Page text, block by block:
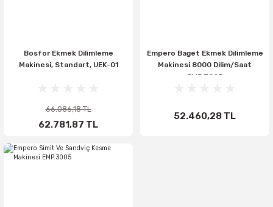
Bosfor Ekmek Dilimleme
Makinesi, Standart, UEK-01
66.086,18 TL
62.781,87 TL
Empero Baget Ekmek Dilimleme
Makinesi 8000 Dilim/Saat
EMP.3003
52.460,28 TL